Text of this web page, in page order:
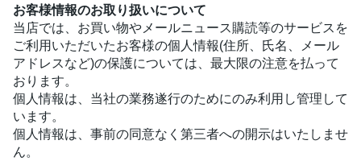
お客様情報のお取り扱いについて
当店では、お買い物やメールニュース購読等のサービスを
ご利用いただいたお客様の個人情報(住所、氏名、メール
アドレスなど)の保護については、最大限の注意を払って
おります。
個人情報は、当社の業務遂行のためにのみ利用し管理して
います。
個人情報は、事前の同意なく第三者への開示はいたしませ
ん。